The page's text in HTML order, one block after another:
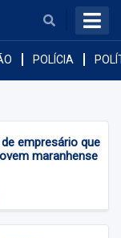
POLÍCIA
empresário que
maranhense